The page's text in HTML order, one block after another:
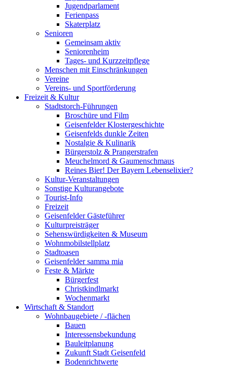
Jugendparlament
Ferienpass
Skaterplatz
Senioren
Gemeinsam aktiv
Seniorenheim
Tages- und Kurzzeitpflege
Menschen mit Einschränkungen
Vereine
Vereins- und Sportförderung
Freizeit & Kultur
Stadtstorch-Führungen
Broschüre und Film
Geisenfelder Klostergeschichte
Geisenfelds dunkle Zeiten
Nostalgie & Kulinarik
Bürgerstolz & Prangerstrafen
Meuchelmord & Gaumenschmaus
Reines Bier! Der Bayern Lebenselixier?
Kultur-Veranstaltungen
Sonstige Kulturangebote
Tourist-Info
Freizeit
Geisenfelder Gästeführer
Kulturpreisträger
Sehenswürdigkeiten & Museum
Wohnmobilstellplatz
Stadtoasen
Geisenfelder samma mia
Feste & Märkte
Bürgerfest
Christkindlmarkt
Wochenmarkt
Wirtschaft & Standort
Wohnbaugebiete / -flächen
Bauen
Interessensbekundung
Bauleitplanung
Zukunft Stadt Geisenfeld
Bodenrichtwerte